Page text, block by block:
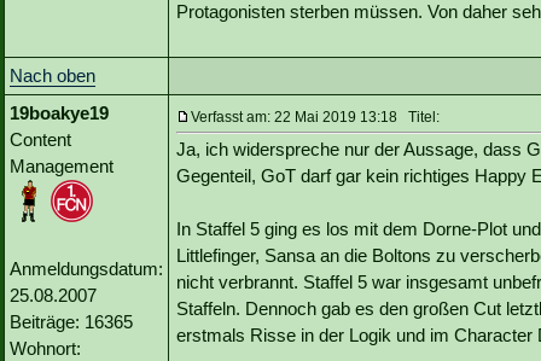
Protagonisten sterben müssen. Von daher
Nach oben
19boakye19
Content
Management
Anmeldungsdatum:
25.08.2007
Beiträge: 16365
Wohnort:
Verfasst am: 22 Mai 2019 13:18 Titel:
Ja, ich widerspreche nur der Aussage, dass
Gegenteil, GoT darf gar kein richtiges Happy
In Staffel 5 ging es los mit dem Dorne-Plot
Littlefinger, Sansa an die Boltons zu
nicht verbrannt. Staffel 5 war insgesamt
Staffeln. Dennoch gab es den großen Cut
erstmals Risse in der Logik und im Character